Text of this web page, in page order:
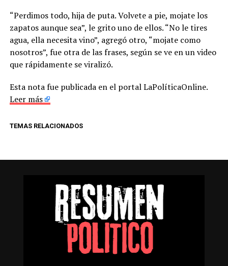
“Perdimos todo, hija de puta. Volvete a pie, mojate los
zapatos aunque sea”, le grito uno de ellos. “No le tires
agua, ella necesita vino”, agregó otro, “mojate como
nosotros”, fue otra de las frases, según se ve en un video
que rápidamente se viralizó.
Esta nota fue publicada en el portal LaPolíticaOnline.
Leer más
TEMAS RELACIONADOS